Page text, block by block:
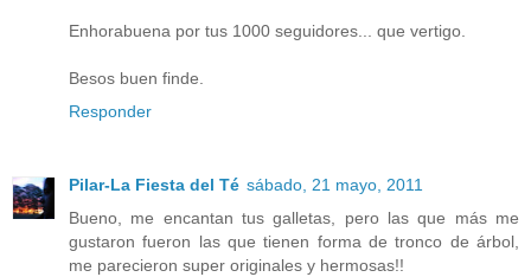
Enhorabuena por tus 1000 seguidores... que vertigo.
Besos buen finde.
Responder
Pilar-La Fiesta del Té sábado, 21 mayo, 2011
Bueno, me encantan tus galletas, pero las que más me
gustaron fueron las que tienen forma de tronco de árbol,
me parecieron super originales y hermosas!!